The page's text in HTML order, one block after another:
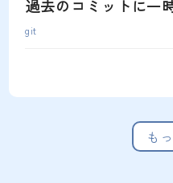
過去のコミットに一
git
も